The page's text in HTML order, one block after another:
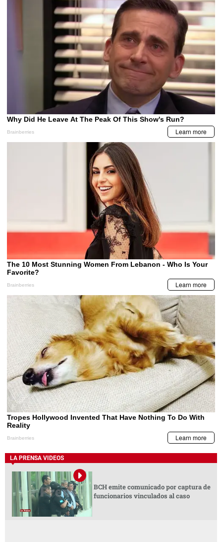
LA PRENSA VIDEOS
BCH emite comunicado por captura de
funcionarios vinculados al caso